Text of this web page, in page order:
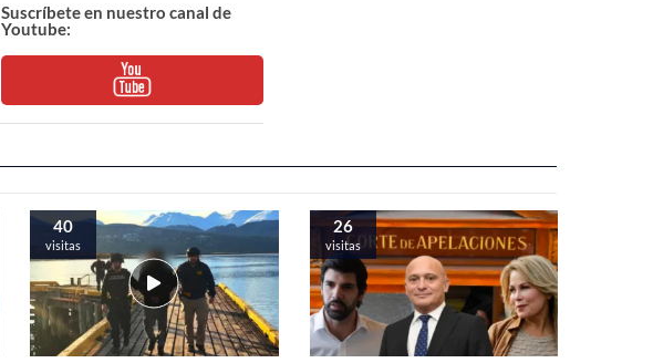
Suscríbete en nuestro canal de
Youtube:
40
visitas
26
visitas